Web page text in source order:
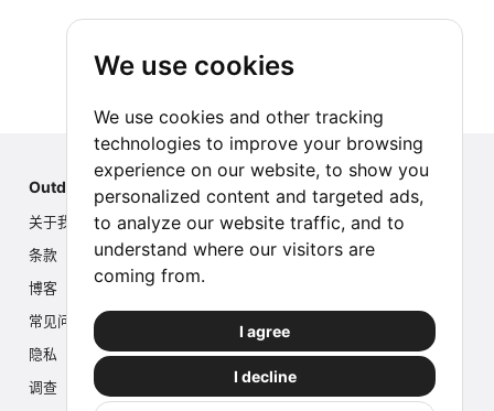
We use cookies
We use cookies and other tracking
technologies to improve your browsing
experience on our website, to show you
personalized content and targeted ads,
to analyze our website traffic, and to
understand where our visitors are
coming from.
I agree
I decline
Outdoor Index
关于我们
条款
博客
常见问题
隐私
调查